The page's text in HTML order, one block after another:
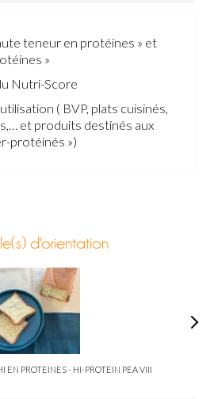
teneur en protéines » et
»
Nutri-Score
( BVP, plats cuisinés,
et produits destinés aux
protéinés »)
d'orientation
EN PROTEINES - HI-PROTEIN PEA VIII